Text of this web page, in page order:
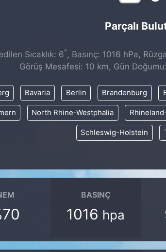
Parçalı
Sıcaklık: 6° , Basınç: 1016 hPa,
Görüş Mesafesi: 10 km, Gün
Bavaria Berlin Brandenburg
North Rhine-Westphalia
Schleswig-Holstein
BASINÇ
1016 hpa